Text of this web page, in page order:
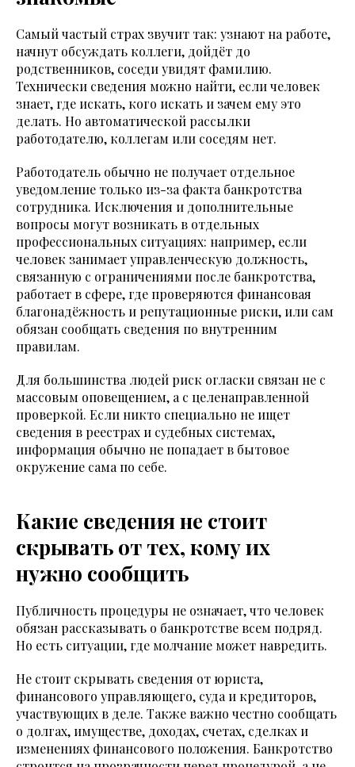
Самый частый страх звучит так: узнают на работе,
начнут обсуждать коллеги, дойдёт до
родственников, соседи увидят фамилию.
Технически сведения можно найти, если человек
знает, где искать, кого искать и зачем ему это
делать. Но автоматической рассылки
работодателю, коллегам или соседям нет.
Работодатель обычно не получает отдельное
уведомление только из-за факта банкротства
сотрудника. Исключения и дополнительные
вопросы могут возникать в отдельных
профессиональных ситуациях: например, если
человек занимает управленческую должность,
связанную с ограничениями после банкротства,
работает в сфере, где проверяются финансовая
благонадёжность и репутационные риски, или сам
обязан сообщать сведения по внутренним
правилам.
Для большинства людей риск огласки связан не с
массовым оповещением, а с целенаправленной
проверкой. Если никто специально не ищет
сведения в реестрах и судебных системах,
информация обычно не попадает в бытовое
окружение сама по себе.
Какие сведения не стоит
скрывать от тех, кому их
нужно сообщить
Публичность процедуры не означает, что человек
обязан рассказывать о банкротстве всем подряд.
Но есть ситуации, где молчание может навредить.
Не стоит скрывать сведения от юриста,
финансового управляющего, суда и кредиторов,
участвующих в деле. Также важно честно сообщать
о долгах, имуществе, доходах, счетах, сделках и
изменениях финансового положения. Банкротство